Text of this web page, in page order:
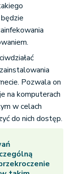
Pozwala on
na komputerach
w celach
do nich dostęp.